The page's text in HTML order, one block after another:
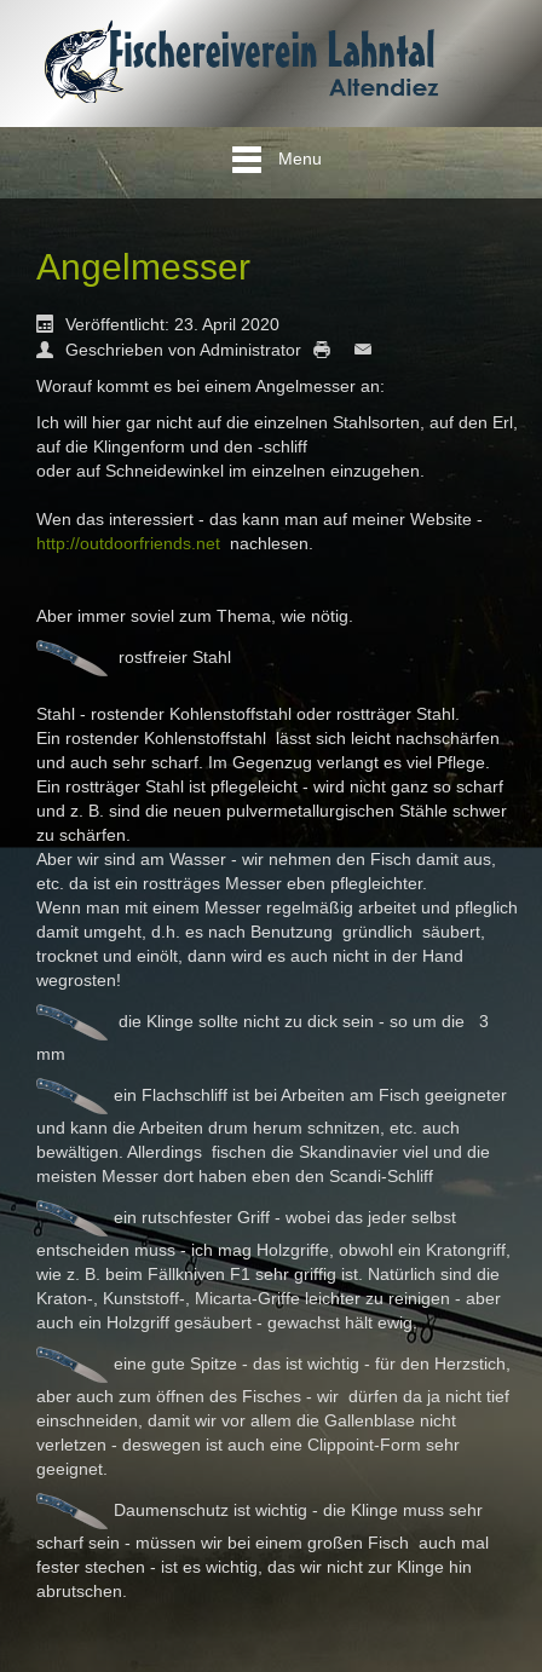
Menu
Angelmesser
Veröffentlicht: 23. April 2020
Geschrieben von Administrator
Worauf kommt es bei einem Angelmesser an:
Ich will hier gar nicht auf die einzelnen Stahlsorten, auf den Erl,
auf die Klingenform und den -schliff
oder auf Schneidewinkel im einzelnen einzugehen.
Wen das interessiert - das kann man auf meiner Website -
http://outdoorfriends.net nachlesen.
Aber immer soviel zum Thema, wie nötig.
rostfreier Stahl
Stahl - rostender Kohlenstoffstahl oder rostträger Stahl.
Ein rostender Kohlenstoffstahl lässt sich leicht nachschärfen
und auch sehr scharf. Im Gegenzug verlangt es viel Pflege.
Ein rostträger Stahl ist pflegeleicht - wird nicht ganz so scharf
und z. B. sind die neuen pulvermetallurgischen Stähle schwer
zu schärfen.
Aber wir sind am Wasser - wir nehmen den Fisch damit aus,
etc. da ist ein rostträges Messer eben pflegleichter.
Wenn man mit einem Messer regelmäßig arbeitet und pfleglich
damit umgeht, d.h. es nach Benutzung gründlich säubert,
trocknet und einölt, dann wird es auch nicht in der Hand
wegrosten!
die Klinge sollte nicht zu dick sein - so um die 3
mm
ein Flachschliff ist bei Arbeiten am Fisch geeigneter
und kann die Arbeiten drum herum schnitzen, etc. auch
bewältigen. Allerdings fischen die Skandinavier viel und die
meisten Messer dort haben eben den Scandi-Schliff
ein rutschfester Griff - wobei das jeder selbst
entscheiden muss - ich mag Holzgriffe, obwohl ein Kratongriff,
wie z. B. beim Fällkniven F1 sehr griffig ist. Natürlich sind die
Kraton-, Kunststoff-, Micarta-Griffe leichter zu reinigen - aber
auch ein Holzgriff gesäubert - gewachst hält ewig.
eine gute Spitze - das ist wichtig - für den Herzstich,
aber auch zum öffnen des Fisches - wir dürfen da ja nicht tief
einschneiden, damit wir vor allem die Gallenblase nicht
verletzen - deswegen ist auch eine Clippoint-Form sehr
geeignet.
Daumenschutz ist wichtig - die Klinge muss sehr
scharf sein - müssen wir bei einem großen Fisch auch mal
fester stechen - ist es wichtig, das wir nicht zur Klinge hin
abrutschen.